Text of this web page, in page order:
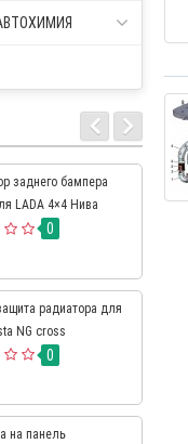
заднего бампера
LADA 4×4 Нива
0
радиатора для
NG cross
0
на панель